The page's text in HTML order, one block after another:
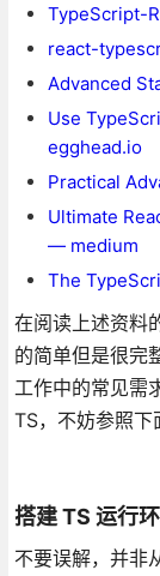
TypeScript-
react-
Advanced
Use
egghead.io
Practical
Ultimate
— medium
The
在阅读上述资料
的简单但是很完
工作中的常见需
TS，不妨参照下
搭建 TS 运行
不要误解，并非